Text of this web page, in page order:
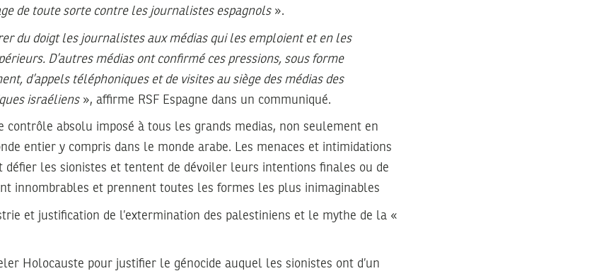
de toute sorte contre les journalistes espagnols».
du doigt les journalistes aux médias qui les emploient et en les
D’autres médias ont confirmé ces pressions, sous forme
d’appels téléphoniques et de visites au siège des médias des
israéliens», affirme RSF Espagne dans un communiqué.
contrôle absolu imposé à tous les grands medias, non seulement en
entier y compris dans le monde arabe. Les menaces et intimidations
défier les sionistes et tentent de dévoiler leurs intentions finales ou de
innombrables et prennent toutes les formes les plus inimaginables
et justification de l’extermination des palestiniens et le mythe de la «
Holocauste pour justifier le génocide auquel les sionistes ont d’un